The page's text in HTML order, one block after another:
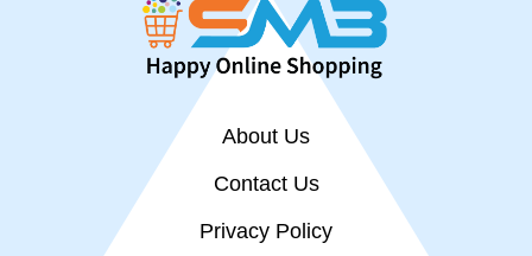
About Us
Contact Us
Privacy Policy